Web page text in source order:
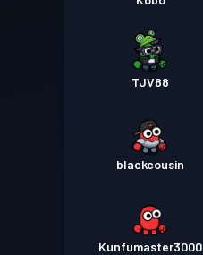
TJV88
blackcousin
Kunfumaster3000